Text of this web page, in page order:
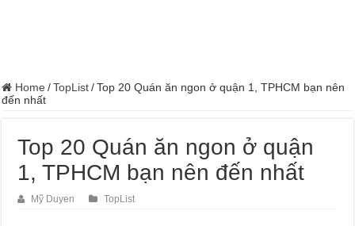
Home / TopList / Top 20 Quán ăn ngon ở quận 1, TPHCM bạn nên
đến nhất
Top 20 Quán ăn ngon ở quận
1, TPHCM bạn nên đến nhất
Mỹ Duyen TopList